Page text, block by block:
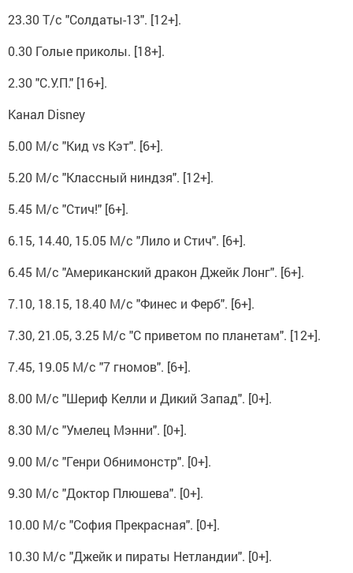
23.30 Т/с "Солдаты-13". [12+].
0.30 Голые приколы. [18+].
2.30 "С.У.П." [16+].
Канал Disney
5.00 М/с "Кид vs Кэт". [6+].
5.20 М/с "Классный ниндзя". [12+].
5.45 М/с "Стич!" [6+].
6.15, 14.40, 15.05 М/с "Лило и Стич". [6+].
6.45 М/с "Американский дракон Джейк Лонг". [6+].
7.10, 18.15, 18.40 М/с "Финес и Ферб". [6+].
7.30, 21.05, 3.25 М/с "С приветом по планетам". [12+].
7.45, 19.05 М/с "7 гномов". [6+].
8.00 М/с "Шериф Келли и Дикий Запад". [0+].
8.30 М/с "Умелец Мэнни". [0+].
9.00 М/с "Генри Обнимонстр". [0+].
9.30 М/с "Доктор Плюшева". [0+].
10.00 М/с "София Прекрасная". [0+].
10.30 М/с "Джейк и пираты Нетландии". [0+].